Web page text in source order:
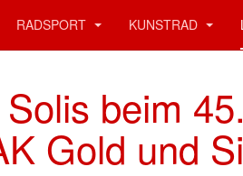
RADSPORT KUNSTRAD
beim
Gold und